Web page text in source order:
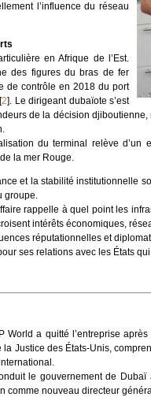
l’influence du réseau
en Afrique de l’Est.
des figures du bras de fer
de contrôle en 2018 du port
2]. Le dirigeant dubaïote s’est
de la décision
du terminal relève
la mer Rouge.
et la stabilité institutionnelle
groupe.
rappelle à quel point les
intérêts économiques,
réputationnelles et
ses relations avec les États
World a quitté l’entreprise
Justice des États-Unis,
le gouvernement de
comme nouveau directeur